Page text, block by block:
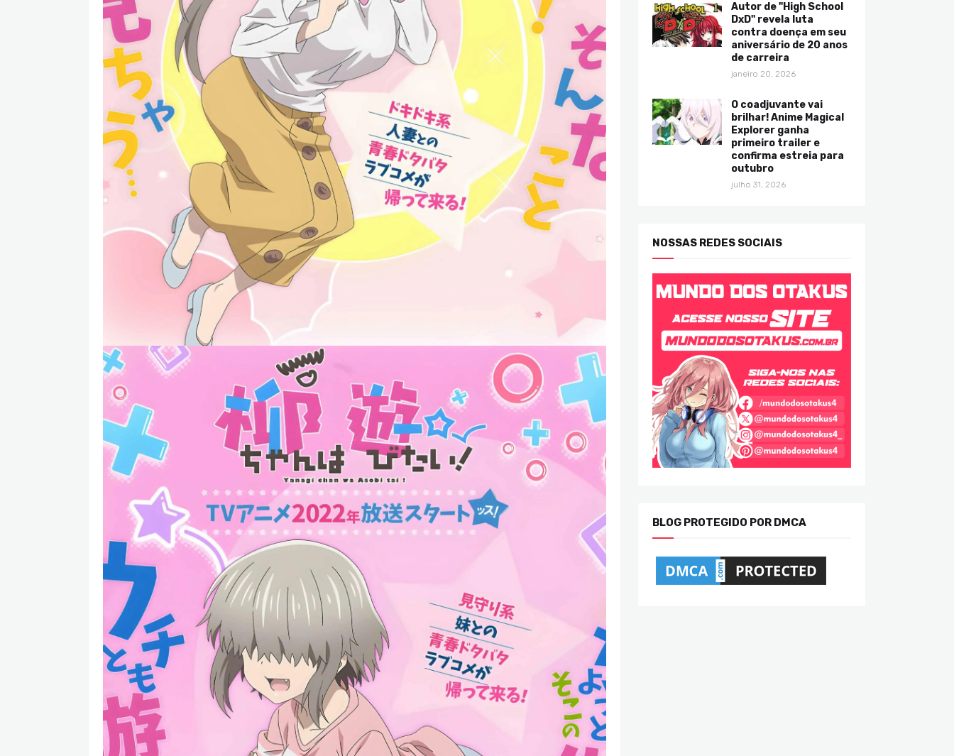
Autor de "High School
DxD" revela luta
contra doença em seu
aniversário de 20 anos
de carreira
janeiro 20, 2026
O coadjuvante vai
brilhar! Anime Magical
Explorer ganha
primeiro trailer e
confirma estreia para
outubro
julho 31, 2026
NOSSAS REDES SOCIAIS
BLOG PROTEGIDO POR DMCA